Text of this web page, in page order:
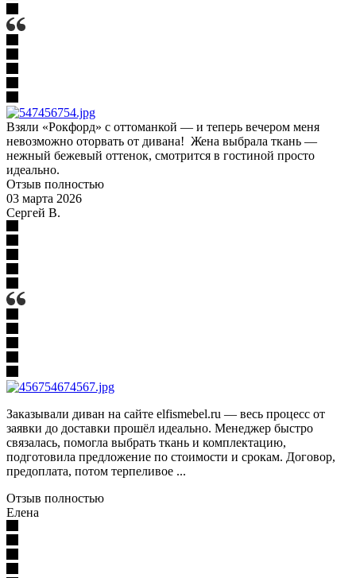
Взяли «Рокфорд» с оттоманкой — и теперь вечером меня
невозможно оторвать от дивана! Жена выбрала ткань —
нежный бежевый оттенок, смотрится в гостиной просто
идеально.
Отзыв полностью
03 марта 2026
Сергей В.
Заказывали диван на сайте elfismebel.ru — весь процесс от
заявки до доставки прошёл идеально. Менеджер быстро
связалась, помогла выбрать ткань и комплектацию,
подготовила предложение по стоимости и срокам. Договор,
предоплата, потом терпеливое ...
Отзыв полностью
Елена